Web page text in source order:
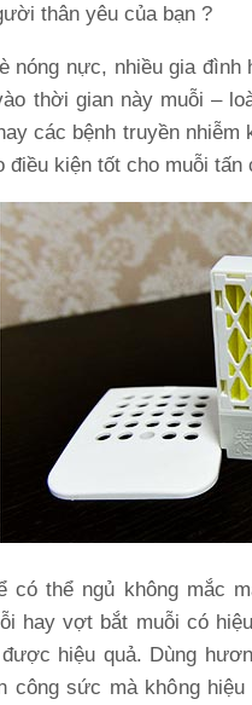
thân yêu của bạn ?
nóng nực, nhiều gia
thời gian này muỗi –
các bệnh truyền nhiễm
điều kiện tốt cho muỗi tấn
có thể ngủ không mắc
hay vợt bắt muỗi có
được hiệu quả. Dùng
công sức mà không